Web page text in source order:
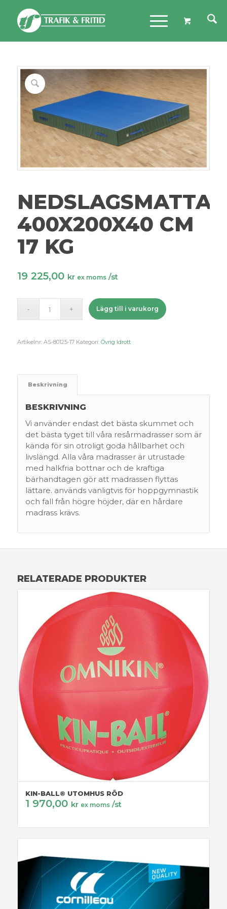
NEDSLAGSMATTA
400X200X40 CM
17 KG
19 225,00 kr ex moms /st
Lägg till i varukorg
Artikelnr: AS-80125-17 Kategori: Övrig Idrott
Beskrivning
BESKRIVNING
Vi använder endast det bästa skummet och
det bästa tyget till våra resårmadrasser som är
kända för sin otroligt goda hållbarhet och
livslängd. Alla våra madrasser är utrustade
med halkfria bottnar och de kraftiga
bärhandtagen gör att madrassen flyttas
lättare. används vanligtvis för hoppgymnastik
och fall från högre höjder, där en hårdare
madrass krävs.
RELATERADE PRODUKTER
KIN-BALL® UTOMHUS RÖD
1 970,00 kr ex moms /st